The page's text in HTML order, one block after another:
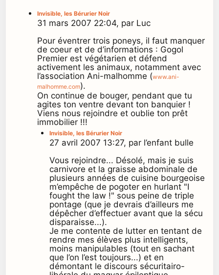
Invisible, les Bérurier Noir
31 mars 2007 22:04, par Luc
Pour éventrer trois poneys, il faut manquer
de coeur et de d’informations : Gogol
Premier est végétarien et défend
activement les animaux, notamment avec
l’association Ani-malhomme (www.ani-
malhomme.com).
On continue de bouger, pendant que tu
agites ton ventre devant ton banquier !
Viens nous rejoindre et oublie ton prêt
immobilier !!!
Invisible, les Bérurier Noir
27 avril 2007 13:27, par l’enfant bulle
Vous rejoindre... Désolé, mais je suis
carnivore et la graisse abdominale de
plusieurs années de cuisine bourgeoise
m’empêche de pogoter en hurlant "I
fought the law !" sous peine de triple
pontage (que je devrais d’ailleurs me
dépêcher d’effectuer avant que la sécu
disparaisse...).
Je me contente de lutter en tentant de
rendre mes élèves plus intelligents,
moins manipulables (tout en sachant
que l’on l’est toujours...) et en
démontant le discours sécuritairo-